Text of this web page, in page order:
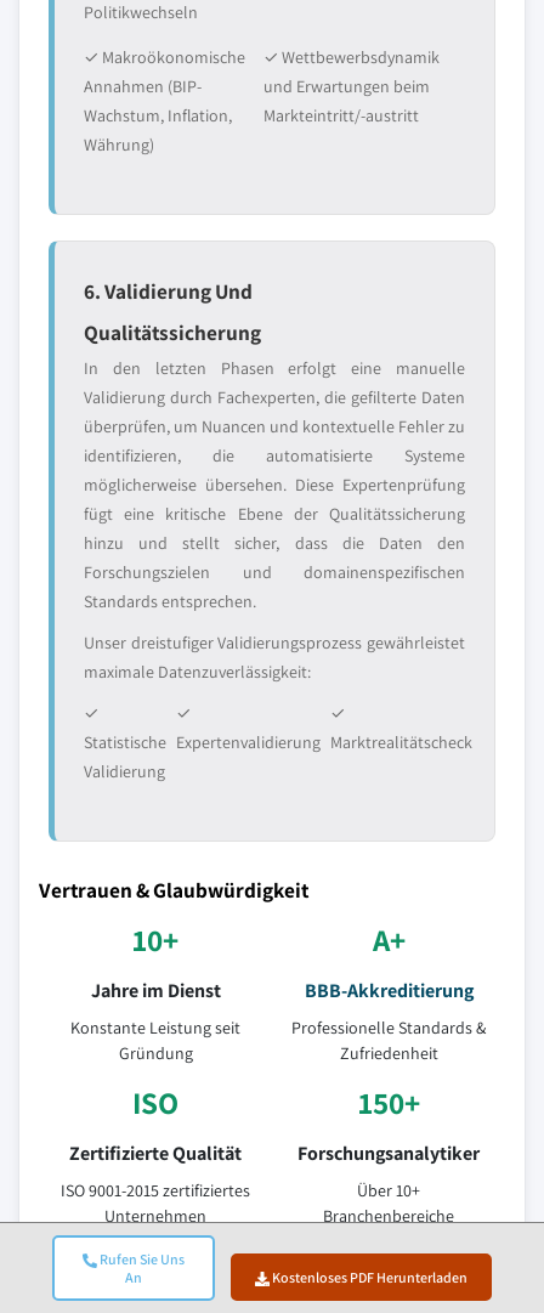
Rufen Sie Uns
An
Kostenloses PDF Herunterladen
Politikwechseln
✓ Makroökonomische
Annahmen (BIP-
Wachstum, Inflation,
Währung)
✓ Wettbewerbsdynamik
und Erwartungen beim
Markteintritt/-austritt
6. Validierung Und
Qualitätssicherung
In den letzten Phasen erfolgt eine manuelle
Validierung durch Fachexperten, die gefilterte Daten
überprüfen, um Nuancen und kontextuelle Fehler zu
identifizieren, die automatisierte Systeme
möglicherweise übersehen. Diese Expertenprüfung
fügt eine kritische Ebene der Qualitätssicherung
hinzu und stellt sicher, dass die Daten den
Forschungszielen und domainenspezifischen
Standards entsprechen.
Unser dreistufiger Validierungsprozess gewährleistet
maximale Datenzuverlässigkeit:
✓
Statistische
Validierung
✓
Expertenvalidierung
✓
Marktrealitätscheck
Vertrauen & Glaubwürdigkeit
10+
Jahre im Dienst
Konstante Leistung seit
Gründung
A+
BBB-Akkreditierung
Professionelle Standards &
Zufriedenheit
ISO
Zertifizierte Qualität
ISO 9001-2015 zertifiziertes
Unternehmen
150+
Forschungsanalytiker
Über 10+
Branchenbereiche
95%